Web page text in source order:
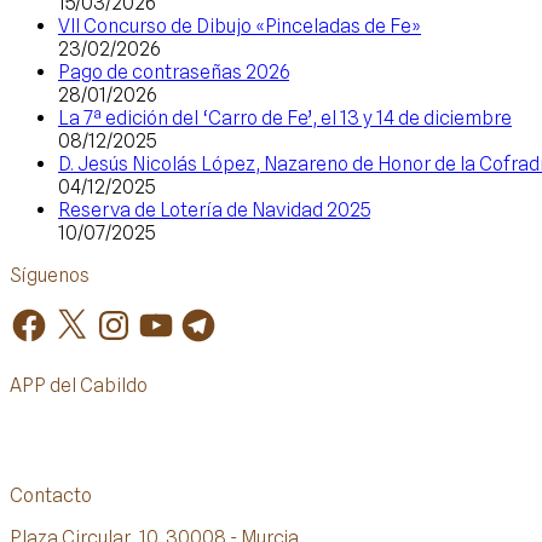
VII Concurso de Dibujo «Pinceladas de Fe»
23/02/2026
Pago de contraseñas 2026
28/01/2026
La 7ª edición del ‘Carro de Fe’, el 13 y 14 de diciembre
08/12/2025
D. Jesús Nicolás López, Nazareno de Honor de la
04/12/2025
Reserva de Lotería de Navidad 2025
10/07/2025
Síguenos
Facebook
X InstagramYouTubeTelegram
APP del Cabildo
Contacto